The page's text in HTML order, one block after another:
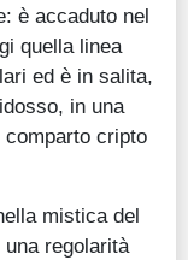
è accaduto nel
quella linea
ed è in salita,
in una
cripto
mistica del
regolarità